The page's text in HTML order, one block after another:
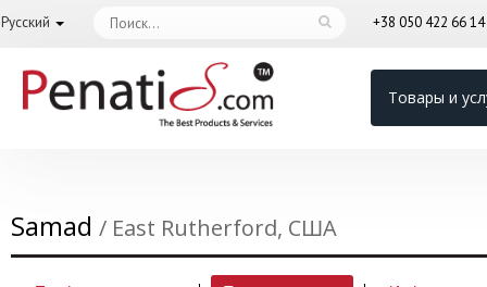
Русский +38 050 422 66 14
Товары и
Samad / East Rutherford, США